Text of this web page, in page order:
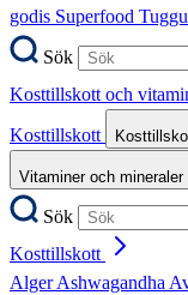
godis Superfood
Sök
Kosttillskott och
Kosttillskott
Vitaminer och mineraler
Sök
Kosttillskott
AlgerAshwagandha